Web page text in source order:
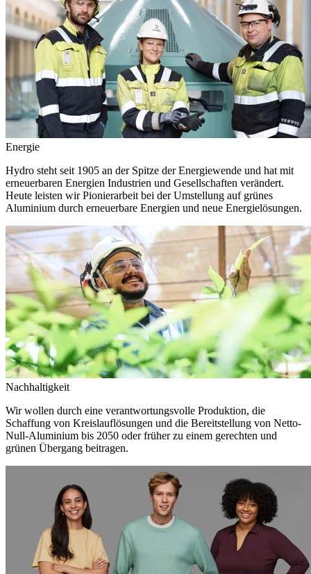
Energie
Hydro steht seit 1905 an der Spitze der Energiewende und hat mit
erneuerbaren Energien Industrien und Gesellschaften verändert.
Heute leisten wir Pionierarbeit bei der Umstellung auf grünes
Aluminium durch erneuerbare Energien und neue Energielösungen.
Nachhaltigkeit
Wir wollen durch eine verantwortungsvolle Produktion, die
Schaffung von Kreislauflösungen und die Bereitstellung von Netto-
Null-Aluminium bis 2050 oder früher zu einem gerechten und
grünen Übergang beitragen.